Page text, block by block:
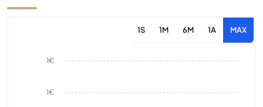
1S 1M 6M 1A MAX
1€
1€